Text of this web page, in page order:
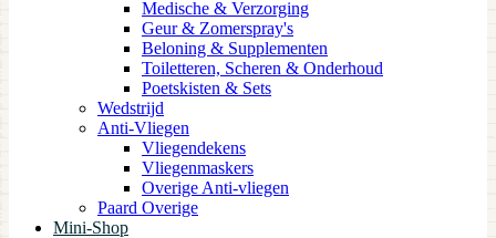
Medische & Verzorging
Geur & Zomerspray's
Beloning & Supplementen
Toiletteren, Scheren & Onderhoud
Poetskisten & Sets
Wedstrijd
Anti-Vliegen
Vliegendekens
Vliegenmaskers
Overige Anti-vliegen
Paard Overige
Mini-Shop